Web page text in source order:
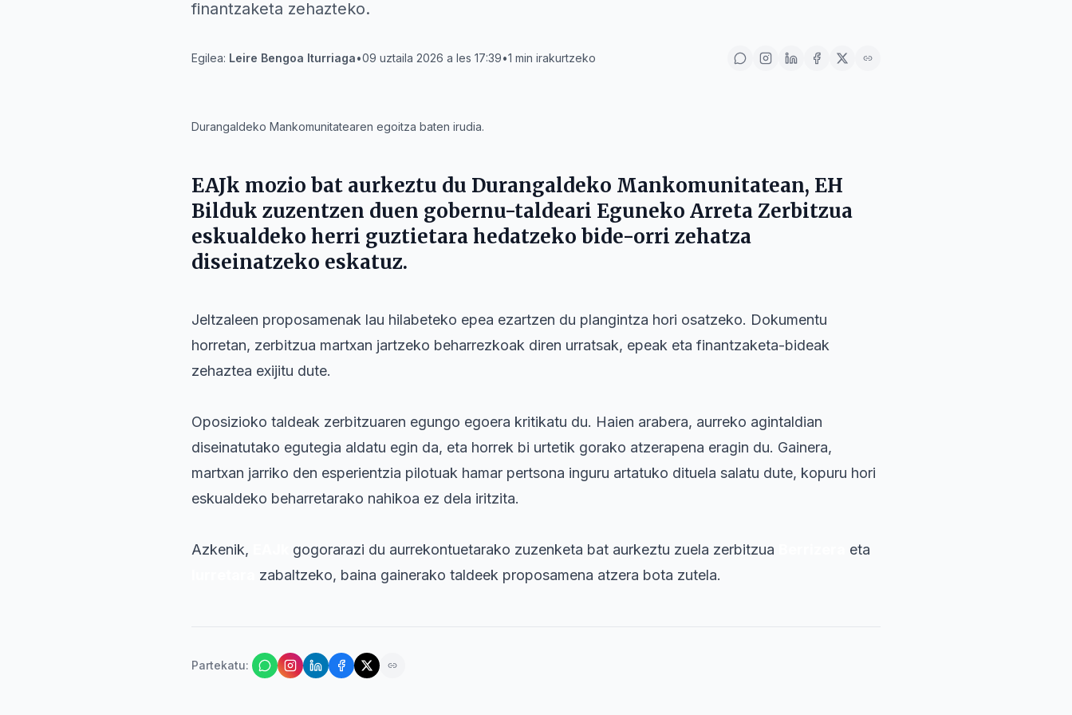
finantzaketa zehazteko.
Egilea: Leire Bengoa Iturriaga•09 uztaila 2026 a les 17:39•1 min irakurtzeko
Durangaldeko Mankomunitatearen egoitza baten irudia.
EAJk mozio bat aurkeztu du Durangaldeko Mankomunitatean, EH
Bilduk zuzentzen duen gobernu-taldeari Eguneko Arreta Zerbitzua
eskualdeko herri guztietara hedatzeko bide-orri zehatza
diseinatzeko eskatuz.
Jeltzaleen proposamenak lau hilabeteko epea ezartzen du plangintza hori osatzeko. Dokumentu
horretan, zerbitzua martxan jartzeko beharrezkoak diren urratsak, epeak eta finantzaketa-bideak
zehaztea exijitu dute.
Oposizioko taldeak zerbitzuaren egungo egoera kritikatu du. Haien arabera, aurreko agintaldian
diseinatutako egutegia aldatu egin da, eta horrek bi urtetik gorako atzerapena eragin du. Gainera,
martxan jarriko den esperientzia pilotuak hamar pertsona inguru artatuko dituela salatu dute, kopuru hori
eskualdeko beharretarako nahikoa ez dela iritzita.
Azkenik, gogorarazi du aurrekontuetarako zuzenketa bat aurkeztu zuela zerbitzua
eta
zabaltzeko, baina gainerako taldeek proposamena atzera bota zutela.
Partekatu: